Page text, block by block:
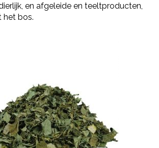
en afgeleide en teeltproducten,
het bos.